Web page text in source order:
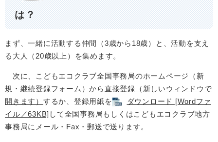
は？
まず、一緒に活動する仲間（3歳から18歳）と、活動を支え
る大人（20歳以上）を集めます。
次に、こどもエコクラブ全国事務局のホームページ（新
規・継続登録フォーム）から直接登録（新しいウィンドウで
開きます） するか、登録用紙を
ダウンロード [Wordファ
イル／63KB] して全国事務局もしくはこどもエコクラブ地方
事務局にメール・Fax・郵送で送ります。